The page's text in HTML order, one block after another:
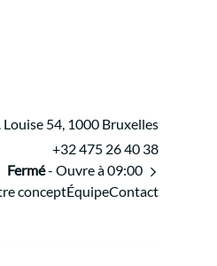
Louise 54, 1000 Bruxelles
+32 475 26 40 38
Fermé- Ouvre à 09:00
conceptÉquipeContact